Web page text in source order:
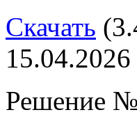
Скачать
15.04.2026
Решение